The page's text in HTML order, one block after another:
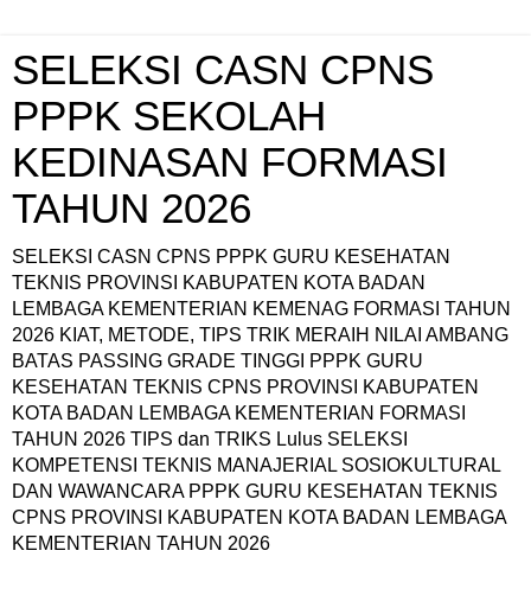
SELEKSI CASN CPNS
PPPK SEKOLAH
KEDINASAN FORMASI
TAHUN 2026
SELEKSI CASN CPNS PPPK GURU KESEHATAN
TEKNIS PROVINSI KABUPATEN KOTA BADAN
LEMBAGA KEMENTERIAN KEMENAG FORMASI TAHUN
2026 KIAT, METODE, TIPS TRIK MERAIH NILAI AMBANG
BATAS PASSING GRADE TINGGI PPPK GURU
KESEHATAN TEKNIS CPNS PROVINSI KABUPATEN
KOTA BADAN LEMBAGA KEMENTERIAN FORMASI
TAHUN 2026 TIPS dan TRIKS Lulus SELEKSI
KOMPETENSI TEKNIS MANAJERIAL SOSIOKULTURAL
DAN WAWANCARA PPPK GURU KESEHATAN TEKNIS
CPNS PROVINSI KABUPATEN KOTA BADAN LEMBAGA
KEMENTERIAN TAHUN 2026